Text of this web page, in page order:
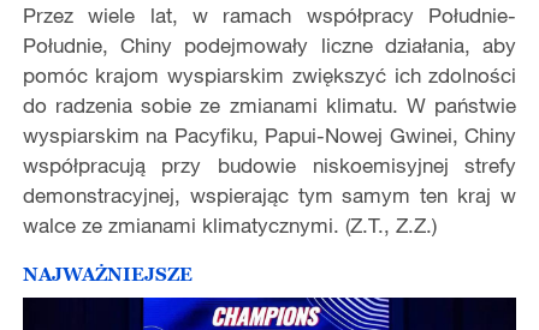
Przez wiele lat, w ramach współpracy Południe-
Południe, Chiny podejmowały liczne działania, aby
pomóc krajom wyspiarskim zwiększyć ich zdolności
do radzenia sobie ze zmianami klimatu. W państwie
wyspiarskim na Pacyfiku, Papui-Nowej Gwinei, Chiny
współpracują przy budowie niskoemisyjnej strefy
demonstracyjnej, wspierając tym samym ten kraj w
walce ze zmianami klimatycznymi. (Z.T., Z.Z.)
NAJWAŻNIEJSZE